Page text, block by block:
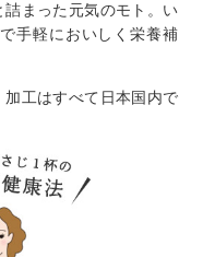
まった元気のモト。い
手軽においしく栄養補
工はすべて日本国内で